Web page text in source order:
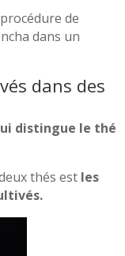
de
dans un
dans des
distingue le thé
thés est les